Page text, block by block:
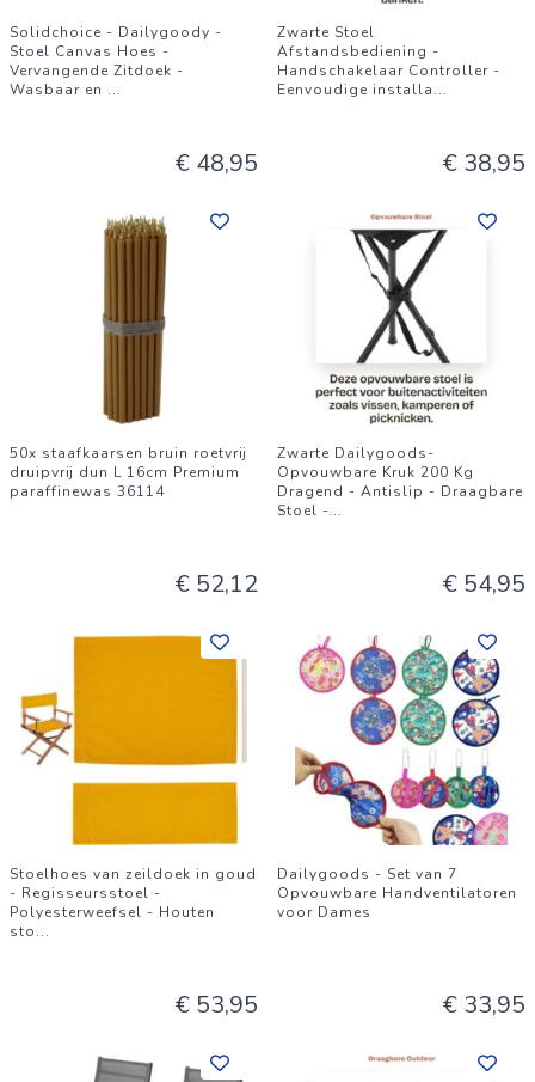
Solidchoice - Dailygoody -
Stoel Canvas Hoes -
Vervangende Zitdoek -
Wasbaar en ...
€ 48,95
Zwarte Stoel
Afstandsbediening -
Handschakelaar Controller -
Eenvoudige installa...
€ 38,95
50x staafkaarsen bruin roetvrij
druipvrij dun L 16cm Premium
paraffinewas 36114
€ 52,12
Zwarte Dailygoods-
Opvouwbare Kruk 200 Kg
Dragend - Antislip - Draagbare
Stoel -...
€ 54,95
Stoelhoes van zeildoek in goud
- Regisseursstoel -
Polyesterweefsel - Houten
sto...
€ 53,95
Dailygoods - Set van 7
Opvouwbare Handventilatoren
voor Dames
€ 33,95